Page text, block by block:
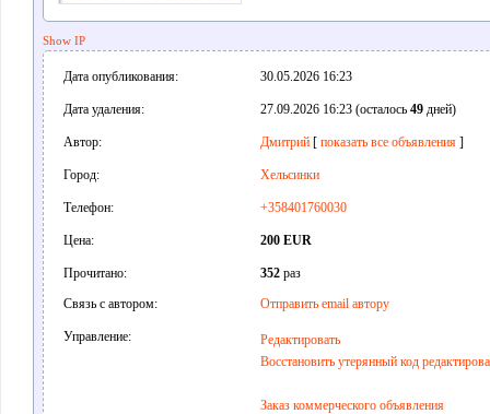
Show IP
Дата опубликования: 30.05.2026 16:23
Дата удаления: 27.09.2026 16:23 (осталось 49дней)
Автор: Дмитрий[ показать все объявления]
Город: Хельсинки
Телефон: +358401760030
Цена: 200 EUR
Прочитано: 352раз
Связь с автором:
Отправить email автору
Управление:
Редактировать
Восстановить утерянный код
Заказ коммерческого объявления